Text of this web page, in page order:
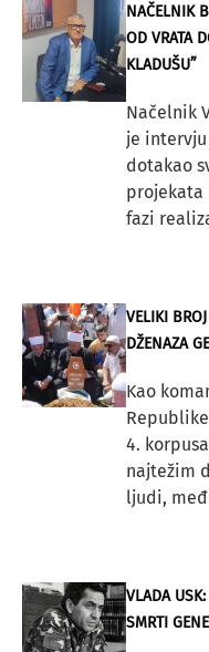
NAČELNIK
OD VRATA
KLADUŠU”
Načelnik
je intervju
dotakao
projekata
fazi
VELIKI
DŽENAZA
Kao
4.
najtežim
ljudi,
VLADA
SMRTI